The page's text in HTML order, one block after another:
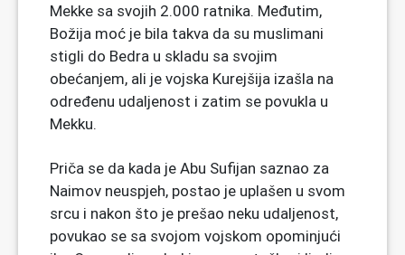
Mekke sa svojih 2.000 ratnika. Međutim,
Božija moć je bila takva da su muslimani
stigli do Bedra u skladu sa svojim
obećanjem, ali je vojska Kurejšija izašla na
određenu udaljenost i zatim se povukla u
Mekku.
Priča se da kada je Abu Sufijan saznao za
Naimov neuspjeh, postao je uplašen u svom
srcu i nakon što je prešao neku udaljenost,
povukao se sa svojom vojskom opominjući